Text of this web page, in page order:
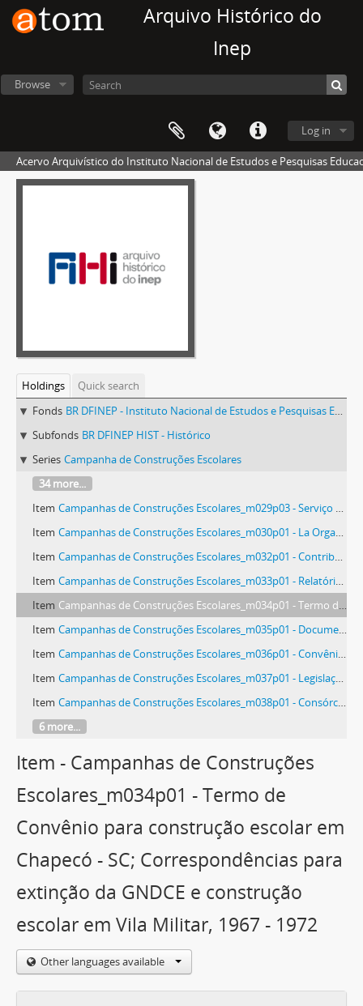
Arquivo Histórico do
Inep
Browse
Log in
Acervo Arquivístico do Instituto Nacional de Estudos e Pesquisas
Holdings
Quick search
Fonds BR DFINEP - Instituto Nacional de Estudos e Pesquisas Educacionais Anísio Teixeira
Subfonds BR DFINEP HIST - Histórico
Series Campanha de Construções Escolares
34 more...
Item Campanhas de Construções Escolares_m029p03 - Serviço de construções, reconstruções e concertos de prédios escolares em Mato Grosso, 1930-1940
Item Campanhas de Construções Escolares_m030p01 - La Organizacion de los Grupos de Desarrollo de las Construcciones Escolares en Brasil, 1966
Item Campanhas de Construções Escolares_m032p01 - Contribuição do INEP para o encontro sobre a ocupação do território, 1967
Item Campanhas de Construções Escolares_m033p01 - Relatório do Decênio da Campanha de Construções e Equipamentos Escolares, 1956
Item Campanhas de Construções Escolares_m034p01 - Termo de Convênio para construção escolar em Chapecó - SC; Correspondências para extinção da GNDCE e construção escolar em Vila Militar, 1967 - 1972
Item Campanhas de Construções Escolares_m035p01 - Documentação relacionada à instalação do Grupo Nacional de Desenvolvimento e Construções Escolares - GNDCE, 1967
Item Campanhas de Construções Escolares_m036p01 - Convênio da GNDCE em Caraguatatuba - SP, 1972
Item Campanhas de Construções Escolares_m037p01 - Legislação referente à Secretaria de Obras Públicas do Rio Grande do Sul e o Departamento de Obras e Divisão de Prédios Escolares , 1966
Item Campanhas de Construções Escolares_m038p01 - Consórcios de Construções Escolares Industrializadas, 1970
6 more...
Item - Campanhas de Construções
Escolares_m034p01 - Termo de
Convênio para construção escolar em
Chapecó - SC; Correspondências para
extinção da GNDCE e construção
escolar em Vila Militar, 1967 - 1972
Other languages available